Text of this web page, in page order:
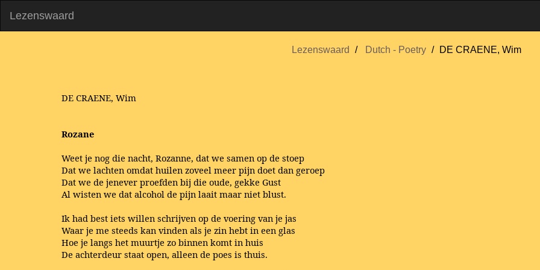
Lezenswaard
Lezenswaard Dutch - Poetry DE CRAENE, Wim
DE CRAENE, Wim
Rozane
Weet je nog die nacht, Rozanne, dat we samen op de stoep
Dat we lachten omdat huilen zoveel meer pijn doet dan geroep
Dat we de jenever proefden bij die oude, gekke Gust
Al wisten we dat alcohol de pijn laait maar niet blust.
Ik had best iets willen schrijven op de voering van je jas
Waar je me steeds kan vinden als je zin hebt in een glas
Hoe je langs het muurtje zo binnen komt in huis
De achterdeur staat open, alleen de poes is thuis.